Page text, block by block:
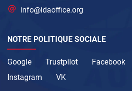
info@idaoffice.org
NOTRE POLITIQUE SOCIALE
Google Trustpilot Facebook
Instagram
VK